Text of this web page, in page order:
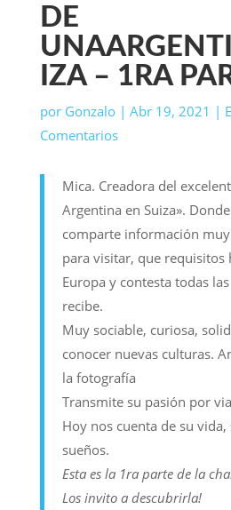
DE
IZA – 1RA
por Gonzalo| Abr 19, 2021 |
Comentarios
Mica. Creadora del
Argentina en Suiza».
comparte información
para visitar, que requisitos
Europa y contesta todas
recibe.
Muy sociable, curiosa,
conocer nuevas culturas.
la fotografía
Transmite su pasión por
Hoy nos cuenta de su
sueños.
Esta es la 1ra parte de la
Los invito a descubrirla!